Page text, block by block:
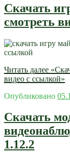
Скачать
смотреть
Читать далее
видео с ссылкой»
Опубликовано
Скачать
1.12.2